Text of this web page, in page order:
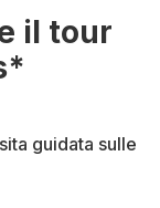
il tour